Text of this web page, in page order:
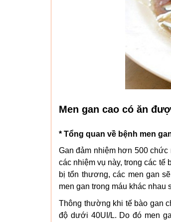
Men gan cao có ăn
* Tổng quan về bệnh men
Gan đảm nhiệm hơn 500
các nhiệm vụ này, trong các tế
bị tổn thương, các men gan
men gan trong máu khác nhau
Thông thường khi tế bào gan
độ dưới 40UI/L. Do đó men